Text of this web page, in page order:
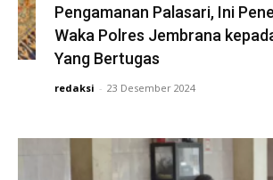
Pengamanan Palasari, Ini
Waka Polres Jembrana
Yang Bertugas
redaksi - 23 Desember 2024